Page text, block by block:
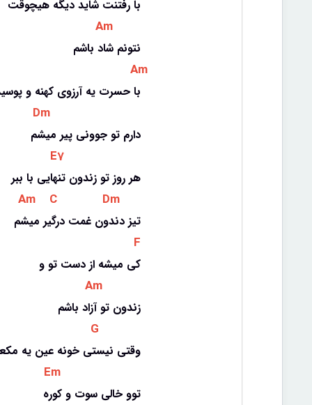
با رفتنت شاید دیگه هیچوقت
Am
نتونم شاد باشم
Am
با حسرت یه آرزوی کهنه و
Dm
دارم تو جوونی پیر میشم
E7
هر روز تو زندون تنهایی با ببر
Am C Dm
تیز دندون غمت درگیر میشم
F
کی میشه از دست تو و
Am
زندون تو آزاد باشم
G
وقتی نیستی خونه عین یه
Em
توو خالی سوت و کوره